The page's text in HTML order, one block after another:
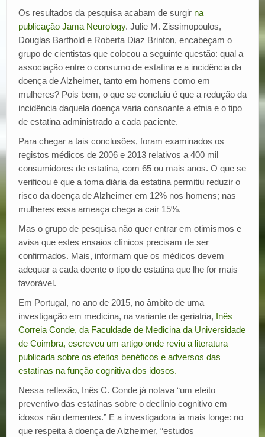
Os resultados da pesquisa acabam de surgir na
publicação Jama Neurology. Julie M. Zissimopoulos,
Douglas Barthold e Roberta Diaz Brinton, encabeçam o
grupo de cientistas que colocou a seguinte questão: qual a
associação entre o consumo de estatina e a incidência da
doença de Alzheimer, tanto em homens como em
mulheres? Pois bem, o que se concluiu é que a redução da
incidência daquela doença varia consoante a etnia e o tipo
de estatina administrado a cada paciente.
Para chegar a tais conclusões, foram examinados os
registos médicos de 2006 e 2013 relativos a 400 mil
consumidores de estatina, com 65 ou mais anos. O que se
verificou é que a toma diária da estatina permitiu reduzir o
risco da doença de Alzheimer em 12% nos homens; nas
mulheres essa ameaça chega a cair 15%.
Mas o grupo de pesquisa não quer entrar em otimismos e
avisa que estes ensaios clínicos precisam de ser
confirmados. Mais, informam que os médicos devem
adequar a cada doente o tipo de estatina que lhe for mais
favorável.
Em Portugal, no ano de 2015, no âmbito de uma
investigação em medicina, na variante de geriatria, Inês
Correia Conde, da Faculdade de Medicina da Universidade
de Coimbra, escreveu um artigo onde reviu a literatura
publicada sobre os efeitos benéficos e adversos das
estatinas na função cognitiva dos idosos.
Nessa reflexão, Inês C. Conde já notava “um efeito
preventivo das estatinas sobre o declínio cognitivo em
idosos não dementes.” E a investigadora ia mais longe: no
que respeita à doença de Alzheimer, “estudos